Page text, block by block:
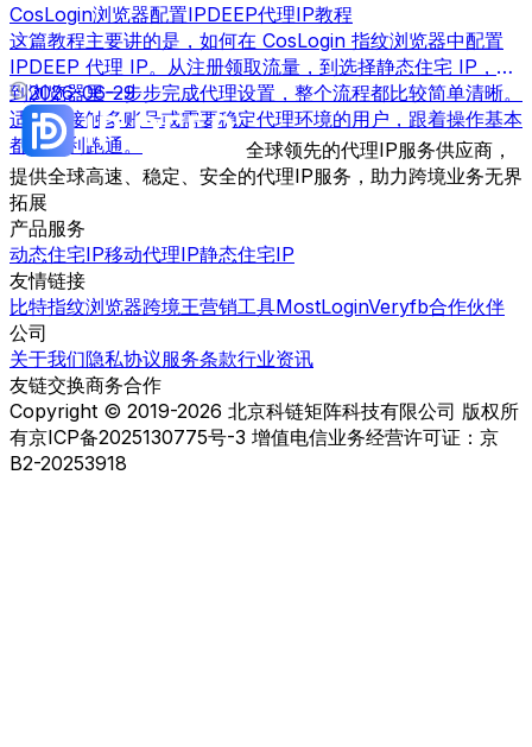
CosLogin浏览器配置IPDEEP代理IP教程
这篇教程主要讲的是，如何在 CosLogin 指纹浏览器中配置
IPDEEP 代理 IP。从注册领取流量，到选择静态住宅 IP，再
到浏览器里一步步完成代理设置，整个流程都比较简单清晰。
适合刚接触多账号或需要稳定代理环境的用户，跟着操作基本
都能顺利跑通。
2026-06-29
全球领先的代理IP服务供应商，
提供全球高速、稳定、安全的代理IP服务，助力跨境业务无界
拓展
产品服务
动态住宅IP移动代理IP静态住宅IP
友情链接
比特指纹浏览器跨境王营销工具MostLoginVeryfb合作伙伴
公司
关于我们隐私协议服务条款行业资讯
友链交换商务合作
Copyright © 2019-2026 北京科链矩阵科技有限公司 版权所
有京ICP备2025130775号-3 增值电信业务经营许可证：京
B2-20253918